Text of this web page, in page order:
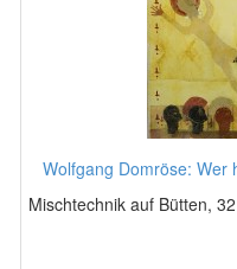
Wolfgang Domröse: Wer
Mischtechnik auf Bütten,